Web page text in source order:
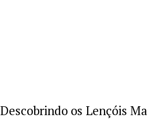
Descobrindo os Lençóis